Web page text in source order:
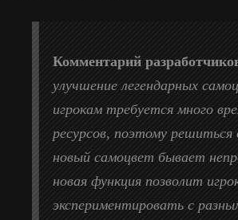
Комментарий
улучшение легендарных
игрокам требуется много
ресурсов, поэтому решиться
новый самоцвет бывает
новая функция позволит
экспериментировать с